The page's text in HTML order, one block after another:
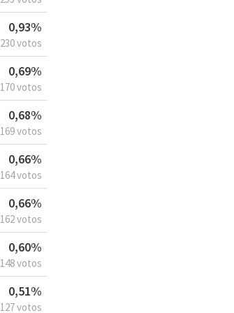
0,93%
230 votos
0,69%
170 votos
0,68%
169 votos
0,66%
164 votos
0,66%
162 votos
0,60%
148 votos
0,51%
127 votos